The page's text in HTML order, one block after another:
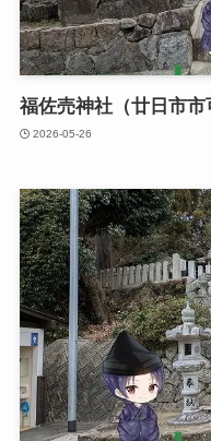
福佐売神社（廿日市市
2026-05-26